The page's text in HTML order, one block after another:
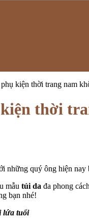
kiện thời trang nam
thời
những quý ông hiện
mẫu túi da đa phong
bạn nhé!
lứa tuổi